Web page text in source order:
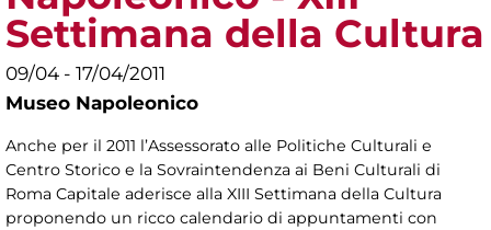
Settimana della Cultura
09/04 - 17/04/2011
Museo Napoleonico
Anche per il 2011 l’Assessorato alle Politiche Culturali e
Centro Storico e la Sovraintendenza ai Beni Culturali di
Roma Capitale aderisce alla XIII Settimana della Cultura
proponendo un ricco calendario di appuntamenti con